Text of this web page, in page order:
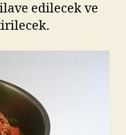
edilecek ve